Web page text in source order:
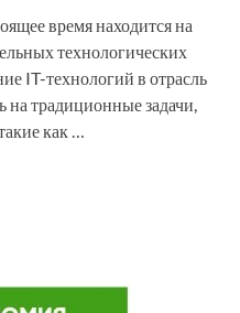
время находится на
технологических
IT-технологий в отрасль
на традиционные задачи,
как …